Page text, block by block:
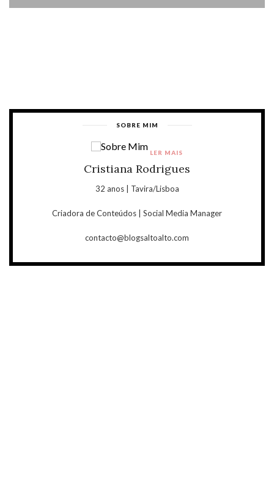
SOBRE MIM
Cristiana Rodrigues
32 anos | Tavira/Lisboa
Criadora de Conteúdos | Social Media Manager
contacto@blogsaltoalto.com
LER MAIS